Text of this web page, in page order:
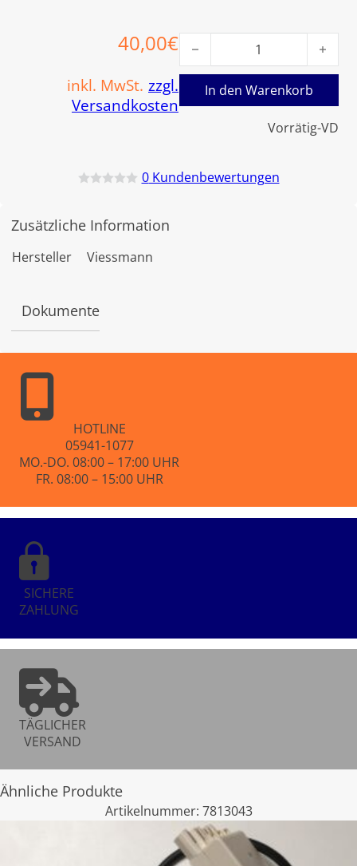
40,00€
inkl. MwSt. zzgl.
Versandkosten
Vorrätig-VD
Viessmann HW-
In den Warenkorb
e
t
v
0Kundenbewertungen
Zusätzliche Information
Hersteller Viessmann
Dokumente
HOTLINE
05941-1077
MO.-DO. 08:00 – 17:00 UHR
FR. 08:00 – 15:00 UHR
SICHERE
ZAHLUNG
TÄGLICHER
VERSAND
Ähnliche Produkte
Artikelnummer: 7813043